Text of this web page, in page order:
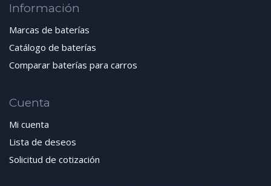
Información
Marcas de baterías
Catálogo de baterías
Comparar baterías para carros
Cuenta
Mi cuenta
Lista de deseos
Solicitud de cotización